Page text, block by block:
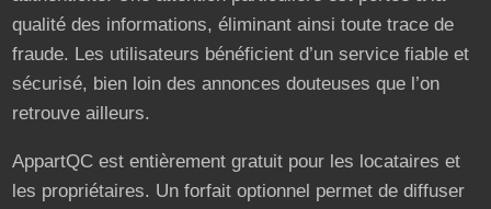
qualité des informations, éliminant ainsi toute trace de
fraude. Les utilisateurs bénéficient d’un service fiable et
sécurisé, bien loin des annonces douteuses que l’on
retrouve ailleurs.
AppartQC est entièrement gratuit pour les locataires et
les propriétaires. Un forfait optionnel permet de diffuser